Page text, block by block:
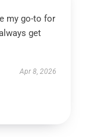
my go-to for
get
Apr 8, 2026